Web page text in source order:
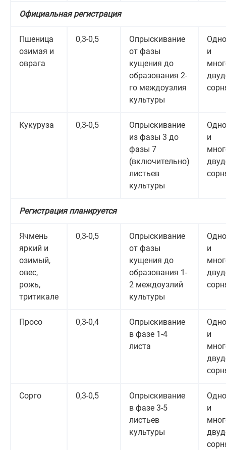
Официальная регистрация
Пшеница
озимая и
оврага
0,3-0,5
Опрыскивание
от фазы
кущения до
образования 2-
го междоузлия
культуры
и
Кукуруза 0,3-0,5
Опрыскивание
из фазы 3 до
фазы 7
(включительно)
листьев
культуры
и
Регистрация планируется
Ячмень
яркий и
озимый,
овес,
рожь,
тритикале
0,3-0,5
Опрыскивание
от фазы
кущения до
образования 1-
2 междоузлий
культуры
и
Просо 0,3-0,4
Опрыскивание
в фазе 1-4
листа
и
Сорго 0,3-0,5
Опрыскивание
в фазе 3-5
листьев
культуры
и